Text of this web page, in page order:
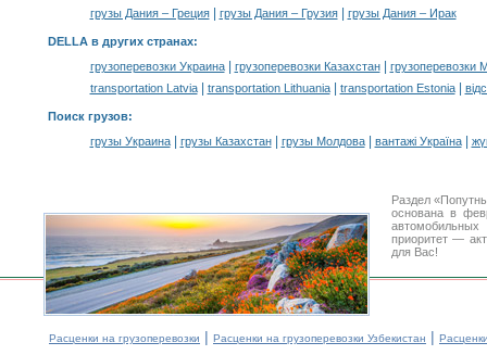
грузы Дания – Греция| грузы Дания – Грузия| грузы Дания – Ирак
DELLA в других странах:
грузоперевозки Украина| грузоперевозки Казахстан|
грузоперевозки
transportation Latvia| transportation Lithuania| transportation Estonia|
Поиск грузов:
грузы Украина| грузы Казахстан| грузы Молдова| вантажі Україна|
Раздел
основана в
приоритет —
для Вас!
Расценки на грузоперевозки | Расценки на грузоперевозки Узбекистан |